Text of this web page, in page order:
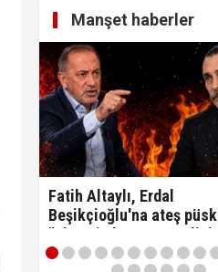
Manşet haberler
Fatih Altaylı, Erdal
Beşikçioğlu'na ateş
"Ulan siz kamu